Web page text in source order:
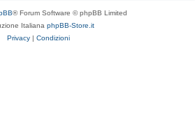
® Forum Software © phpBB Limited
Italiana phpBB-Store.it
Privacy | Condizioni